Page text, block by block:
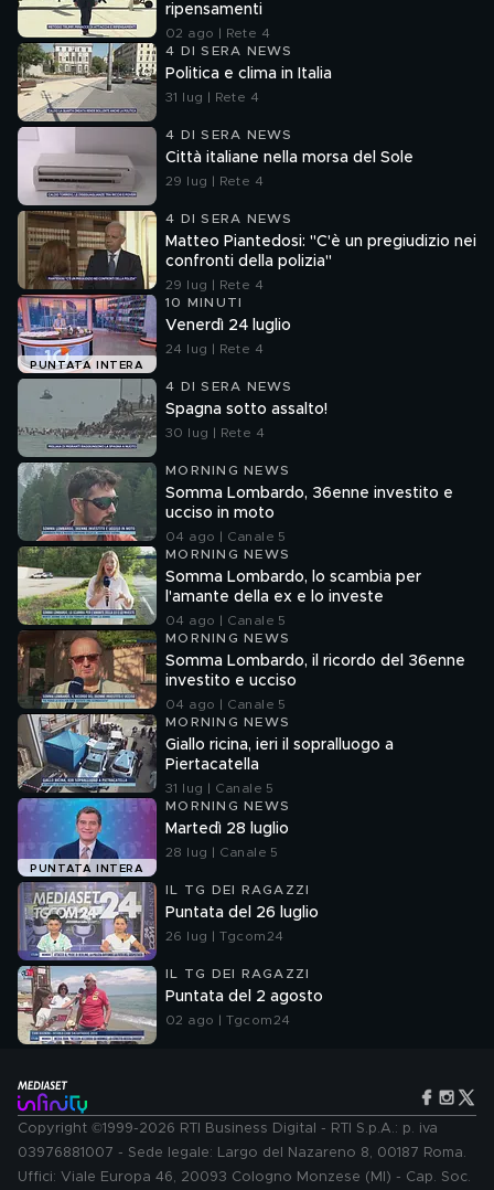
ripensamenti
02 ago | Rete 4
4 DI SERA NEWS
Politica e clima in Italia
31 lug | Rete 4
4 DI SERA NEWS
Città italiane nella morsa del Sole
29 lug | Rete 4
4 DI SERA NEWS
Matteo Piantedosi: "C'è un pregiudizio nei
confronti della polizia"
29 lug | Rete 4
PUNTATA INTERA
10 MINUTI
Venerdì 24 luglio
24 lug | Rete 4
4 DI SERA NEWS
Spagna sotto assalto!
30 lug | Rete 4
MORNING NEWS
Somma Lombardo, 36enne investito e
ucciso in moto
04 ago | Canale 5
MORNING NEWS
Somma Lombardo, lo scambia per
l'amante della ex e lo investe
04 ago | Canale 5
MORNING NEWS
Somma Lombardo, il ricordo del 36enne
investito e ucciso
04 ago | Canale 5
MORNING NEWS
Giallo ricina, ieri il sopralluogo a
Piertacatella
31 lug | Canale 5
PUNTATA INTERA
MORNING NEWS
Martedì 28 luglio
28 lug | Canale 5
IL TG DEI RAGAZZI
Puntata del 26 luglio
26 lug | Tgcom24
IL TG DEI RAGAZZI
Puntata del 2 agosto
02 ago | Tgcom24
Copyright ©1999-2026 RTI Business Digital - RTI S.p.A.: p. iva
03976881007 - Sede legale: Largo del Nazareno 8, 00187 Roma.
Uffici: Viale Europa 46, 20093 Cologno Monzese (MI) - Cap. Soc.